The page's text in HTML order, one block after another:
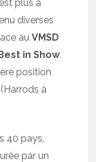
plus à
diverses
auVMSD
in Show.
position
à
40 pays.
par un